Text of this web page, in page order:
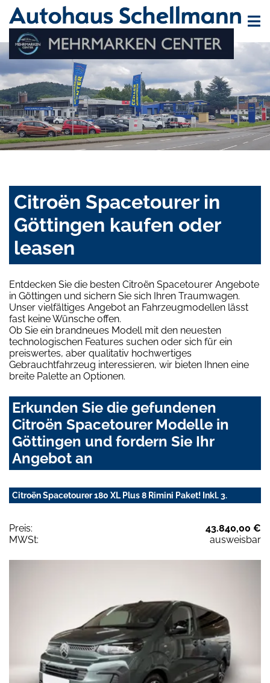
Citroën Spacetourer in
Göttingen kaufen oder
leasen
Entdecken Sie die besten Citroën Spacetourer Angebote
in Göttingen und sichern Sie sich Ihren Traumwagen.
Unser vielfältiges Angebot an Fahrzeugmodellen lässt
fast keine Wünsche offen.
Ob Sie ein brandneues Modell mit den neuesten
technologischen Features suchen oder sich für ein
preiswertes, aber qualitativ hochwertiges
Gebrauchtfahrzeug interessieren, wir bieten Ihnen eine
breite Palette an Optionen.
Erkunden Sie die gefundenen
Citroën Spacetourer Modelle in
Göttingen und fordern Sie Ihr
Angebot an
Citroën Spacetourer 180 XL Plus 8 Rimini Paket! Inkl. 3.
Preis:
43.840,00 €
MWSt:
ausweisbar